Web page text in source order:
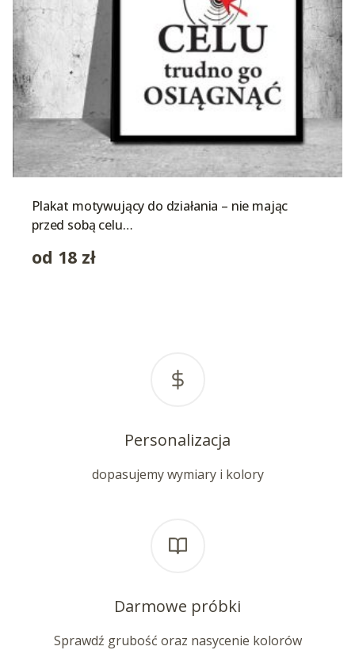
Plakat motywujący do działania – nie mając
przed sobą celu…
od 18 zł
Personalizacja
dopasujemy wymiary i kolory
Darmowe próbki
Sprawdź grubość oraz nasycenie kolorów